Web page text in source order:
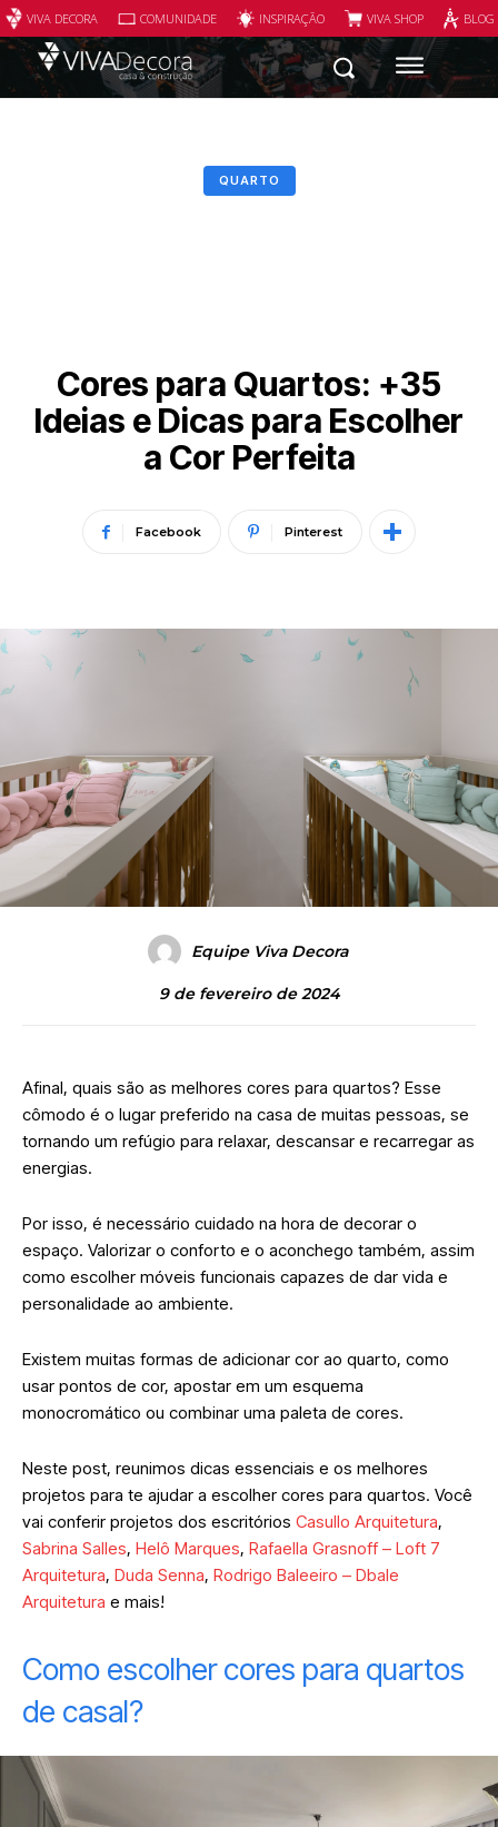
VIVA DECORA COMUNIDADE INSPIRAÇÃO VIVA SHOP
QUARTO
Cores para Quartos: +35
Ideias e Dicas para Escolher
a Cor Perfeita
Facebook Pinterest
Equipe Viva Decora
9 de fevereiro de 2024
Afinal, quais são as melhores cores para quartos? Esse
cômodo é o lugar preferido na casa de muitas pessoas, se
tornando um refúgio para relaxar, descansar e recarregar as
energias.
Por isso, é necessário cuidado na hora de decorar o
espaço. Valorizar o conforto e o aconchego também, assim
como escolher móveis funcionais capazes de dar vida e
personalidade ao ambiente.
Existem muitas formas de adicionar cor ao quarto, como
usar pontos de cor, apostar em um esquema
monocromático ou combinar uma paleta de cores.
Neste post, reunimos dicas essenciais e os melhores
projetos para te ajudar a escolher cores para quartos. Você
vai conferir projetos dos escritórios Casullo Arquitetura,
Sabrina Salles, Helô Marques, Rafaella Grasnoff – Loft 7
Arquitetura, Duda Senna, Rodrigo Baleeiro – Dbale
Arquitetura e mais!
Como escolher cores para quartos
de casal?